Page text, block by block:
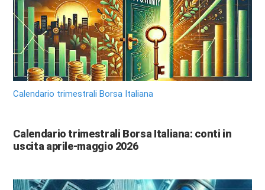
Calendario trimestrali Borsa Italiana
Calendario trimestrali Borsa Italiana: conti in
uscita aprile-maggio 2026